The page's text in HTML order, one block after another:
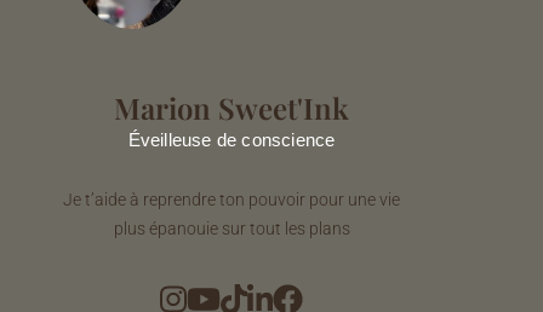
Marion Sweet'Ink
Éveilleuse de conscience
Je t’aide à reprendre ton pouvoir pour une vie
plus épanouie sur tout les plans